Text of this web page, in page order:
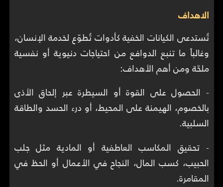
الاهداف
تُستدعى الكيانات الخفية كأدوات تُطوّع لخدمة الإنسان،
وغالباً ما تنبع الدوافع من احتياجات دنيوية أو نفسية
ملحّة ومن أهم الأهداف:
- الحصول على القوة أو السيطرة عبر إلحاق الأذى
بالخصوم، الهيمنة على المحيط، أو درء الحسد والطاقة
السلبية.
- تحقيق المكاسب العاطفية أو المادية مثل جلب
الحبيب، كسب المال، النجاح في الأعمال أو الحظ في
المقامرة.